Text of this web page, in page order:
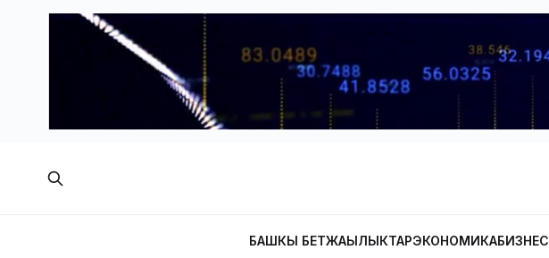
БАШКЫ БЕТЖАҢЫЛЫКТАРЭКОНОМИКАБИЗНЕС